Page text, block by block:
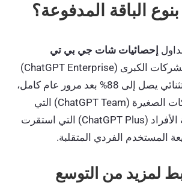
الباقة المدفوعة؟
إحصائيات شات جي بي تي
تفوق باقة الشركات الكبرى (ChatGPT Enterprise)
بمعدل احتفاظ استثنائي يصل إلى 88% بعد مرور عام كامل،
مقارنة بباقة الشركات الصغيرة (ChatGPT Team) التي
سجلت 68%، وباقة الأفراد (ChatGPT Plus) التي استقرت
لمزيد من التوسع